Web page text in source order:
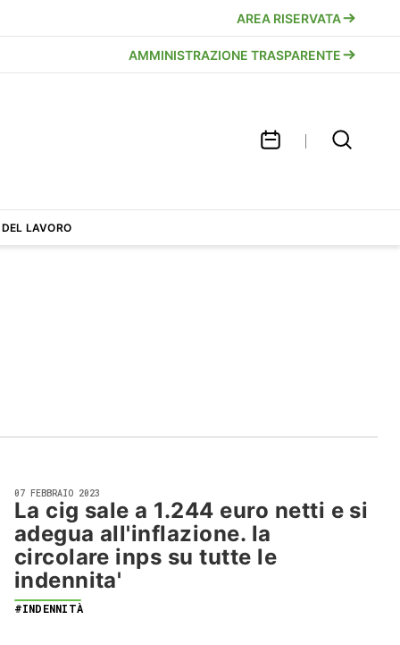
AREA RISERVATA
AMMINISTRAZIONE TRASPARENTE
LAVORO
07 FEBBRAIO 2023
La cig sale a 1.244 euro netti e si
adegua all'inflazione. la
circolare inps su tutte le
indennita'
#INDENNITÀ